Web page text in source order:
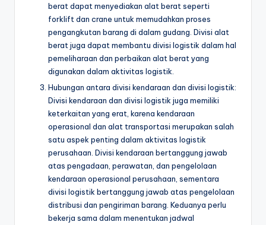
berat dapat menyediakan alat berat seperti
forklift dan crane untuk memudahkan proses
pengangkutan barang di dalam gudang. Divisi alat
berat juga dapat membantu divisi logistik dalam hal
pemeliharaan dan perbaikan alat berat yang
digunakan dalam aktivitas logistik.
Hubungan antara divisi kendaraan dan divisi logistik:
Divisi kendaraan dan divisi logistik juga memiliki
keterkaitan yang erat, karena kendaraan
operasional dan alat transportasi merupakan salah
satu aspek penting dalam aktivitas logistik
perusahaan. Divisi kendaraan bertanggung jawab
atas pengadaan, perawatan, dan pengelolaan
kendaraan operasional perusahaan, sementara
divisi logistik bertanggung jawab atas pengelolaan
distribusi dan pengiriman barang. Keduanya perlu
bekerja sama dalam menentukan jadwal